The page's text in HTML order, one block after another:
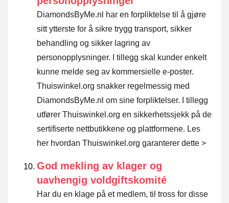
DiamondsByMe.nl har en forpliktelse til å gjøre
sitt ytterste for å sikre trygg transport, sikker
behandling og sikker lagring av
personopplysninger. I tillegg skal kunder enkelt
kunne melde seg av kommersielle e-poster.
Thuiswinkel.org snakker regelmessig med
DiamondsByMe.nl om sine forpliktelser. I tillegg
utfører Thuiswinkel.org en sikkerhetssjekk på de
sertifiserte nettbutikkene og plattformene. Les
her hvordan Thuiswinkel.org garanterer dette >
God mekling av klager og
uavhengig voldgiftskomité
Har du en klage på et medlem, til tross for disse